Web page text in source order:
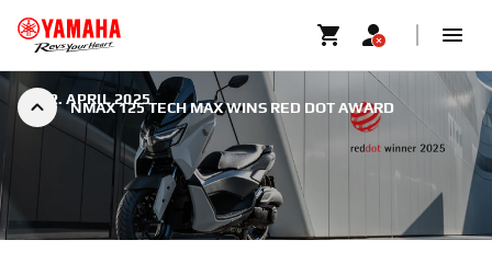
NMAX 125 TECH MAX WINS RED DOT AWARD
22. APRIL 2025